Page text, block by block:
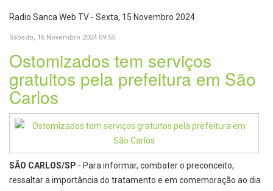
Radio Sanca Web TV - Sexta, 15 Novembro 2024
Sábado, 16 Novembro 2024 09:55
Ostomizados tem serviços
gratuitos pela prefeitura em São
Carlos
SÃO CARLOS/SP - Para informar, combater o preconceito,
ressaltar a importância do tratamento e em comemoração ao dia